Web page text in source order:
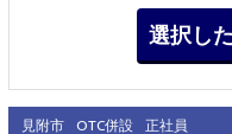
見附市 OTC併設 正社員